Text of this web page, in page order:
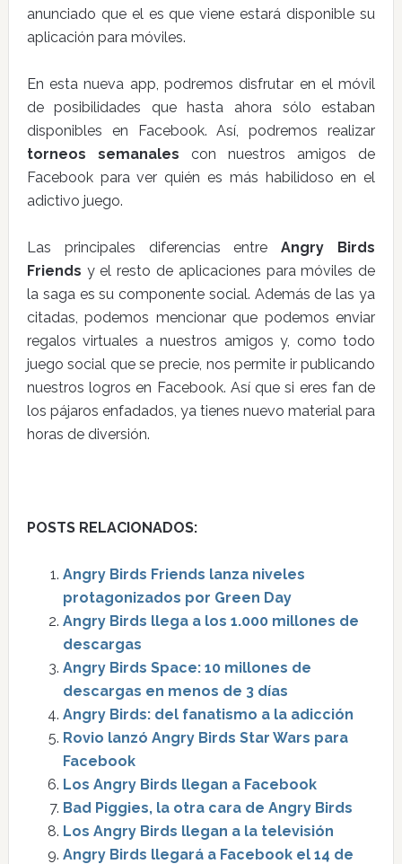
anunciado que el es que viene estará disponible su
aplicación para móviles.
En esta nueva app, podremos disfrutar en el móvil
de posibilidades que hasta ahora sólo estaban
disponibles en Facebook. Así, podremos realizar
torneos semanales con nuestros amigos de
Facebook para ver quién es más habilidoso en el
adictivo juego.
Las principales diferencias entreAngry Birds
Friends y el resto de aplicaciones para móviles de
la saga es su componente social. Además de las ya
citadas, podemos mencionar que podemos enviar
regalos virtuales a nuestros amigos y, como todo
juego social que se precie, nos permite ir publicando
nuestros logros en Facebook. Así que si eres fan de
los pájaros enfadados, ya tienes nuevo material para
horas de diversión.
POSTS RELACIONADOS:
Angry Birds Friends lanza niveles
protagonizados por Green Day
Angry Birds llega a los 1.000 millones de
descargas
Angry Birds Space: 10 millones de
descargas en menos de 3 días
Angry Birds: del fanatismo a la adicción
Rovio lanzó Angry Birds Star Wars para
Facebook
Los Angry Birds llegan a Facebook
Bad Piggies, la otra cara de Angry Birds
Los Angry Birds llegan a la televisión
Angry Birds llegará a Facebook el 14 de